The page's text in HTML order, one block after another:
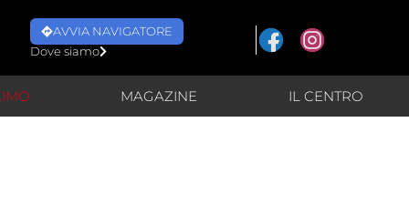
AVVIA NAVIGATORE
Dove siamo
MAGAZINE IL CENTRO